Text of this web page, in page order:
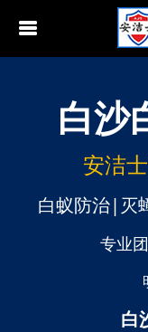
南京白蚁防治
江阴白蚁防治
白沙
安洁
白蚁防治|灭
专业
白